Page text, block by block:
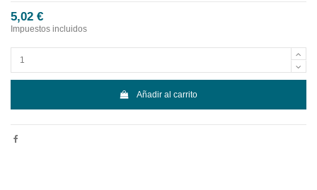
5,02 €
Impuestos incluidos
Añadir al carrito